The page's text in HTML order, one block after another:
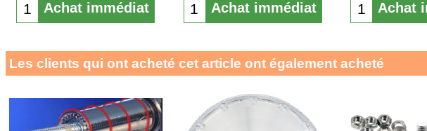
Achat immédiat Achat immédiat Achat
Les clients qui ont acheté cet article ont également acheté